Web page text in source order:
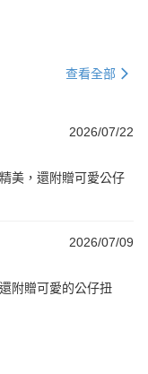
查看全部
2026/07/22
美，還附贈可愛公仔
2026/07/09
附贈可愛的公仔扭